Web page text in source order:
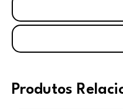
Produtos